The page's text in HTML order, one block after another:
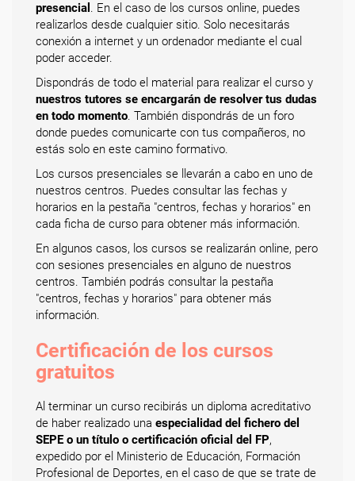
presencial
. En el caso de los cursos online, puedes
realizarlos desde cualquier sitio. Solo necesitarás
conexión a internet y un ordenador mediante el cual
poder acceder.
Dispondrás de todo el material para realizar el curso y
nuestros tutores se encargarán de resolver tus dudas
en todo momento . También dispondrás de un foro
donde puedes comunicarte con tus compañeros, no
estás solo en este camino formativo.
Los cursos presenciales se llevarán a cabo en uno de
nuestros centros. Puedes consultar las fechas y
horarios en la pestaña "centros, fechas y horarios" en
cada ficha de curso para obtener más información.
En algunos casos, los cursos se realizarán online, pero
con sesiones presenciales en alguno de nuestros
centros. También podrás consultar la pestaña
"centros, fechas y horarios" para obtener más
información.
Certificación de los cursos
gratuitos
Al terminar un curso recibirás un diploma acreditativo
de haber realizado una especialidad del fichero del
SEPE o un título o certificación oficial del FP,
expedido por el Ministerio de Educación, Formación
Profesional de Deportes, en el caso de que se trate de